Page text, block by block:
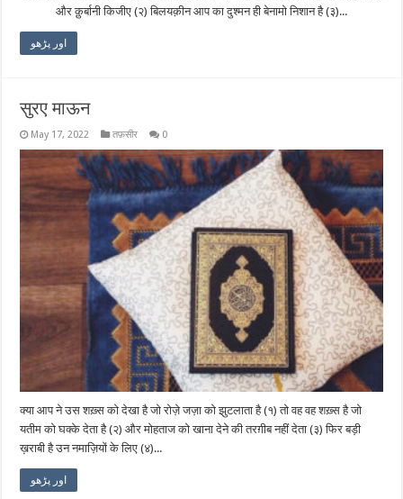
और क़ुर्बानी किजीए (२) बिलयक़ीन आप का दुश्मन ही बेनामो निशान है (३)...
اور پڑھو
सुरए माऊन
May 17, 2022 तफ़सीर 0
क्या आप ने उस शख़्स को देखा है जो रोज़े जज़ा को झुटलाता है (१) तो वह वह शख़्स है जो
यतीम को घक्के देता है (२) और मोहताज को खाना देने की तरग़ीब नहीं देता (३) फिर बड़ी
ख़राबी है उन नमाज़ियों के लिए (४)...
اور پڑھو